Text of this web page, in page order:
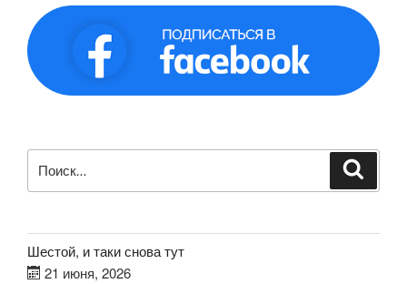
Шестой, и таки снова тут
21 июня, 2026